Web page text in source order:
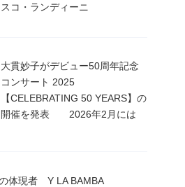
スコ・ランディーニ
大貫妙子がデビュー50周年記念
コンサート 2025
【CELEBRATING 50 YEARS】の
開催を発表 2026年2月には
体現者 Y LA BAMBA